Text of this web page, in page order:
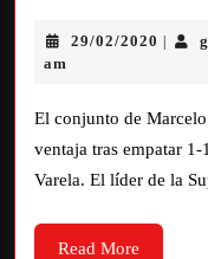
29/02/2020
am
El conjunto de
ventaja tras empatar
Varela. El líder de la
Read More